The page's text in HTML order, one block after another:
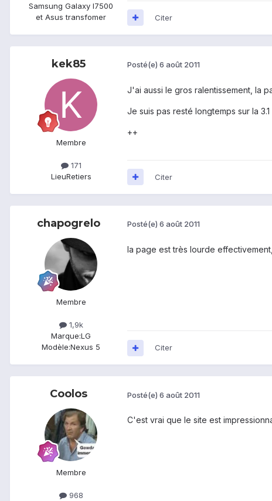
Samsung Galaxy I7500
et Asus transfomer
Citer
kek85
Membre
171
LieuRetiers
Posté(e) 6 août 2011
J'ai aussi le gros ralentissement, la
Je suis pas resté longtemps sur la
++
Citer
chapogrelo
Membre
1,9k
Marque:LG
Modèle:Nexus 5
Posté(e) 6 août 2011
la page est très lourde
Citer
Coolos
Membre
968
Posté(e) 6 août 2011
C'est vrai que le site est